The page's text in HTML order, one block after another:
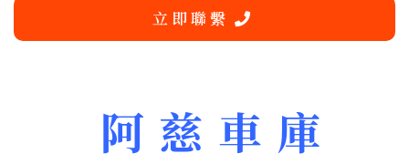
立 即 聯 繫
阿 慈 車 庫